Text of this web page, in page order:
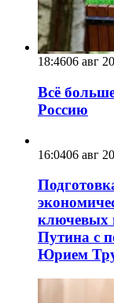
18:4606 авг
Всё
Россию
16:0406 авг
ключевых
Путина с
Юрием